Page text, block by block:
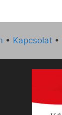
• Kapcsolat •